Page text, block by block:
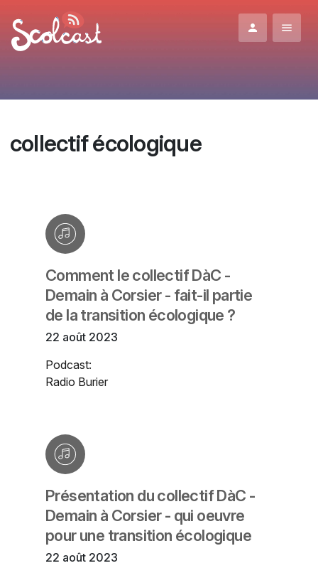
collectif écologique
Comment le collectif DàC -
Demain à Corsier - fait-il partie
de la transition écologique ?
22 août 2023
Podcast:
Radio Burier
Présentation du collectif DàC -
Demain à Corsier - qui oeuvre
pour une transition écologique
22 août 2023